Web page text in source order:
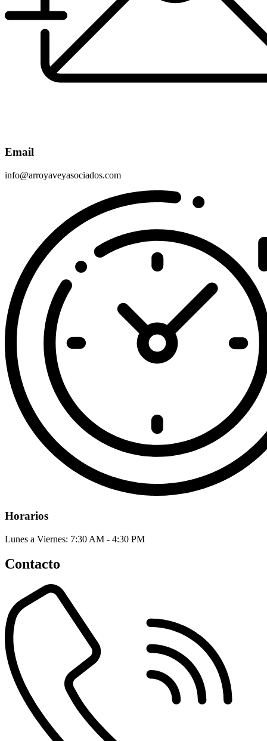
Email
info@arroyaveyasociados.com
Horarios
Lunes a Viernes: 7:30 AM - 4:30 PM
Contacto